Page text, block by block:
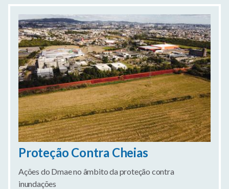
Proteção Contra Cheias
Ações do Dmae no âmbito da proteção contra
inundações